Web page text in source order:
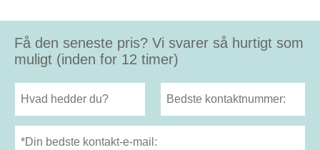
Få den seneste pris? Vi svarer så hurtigt som
muligt (inden for 12 timer)